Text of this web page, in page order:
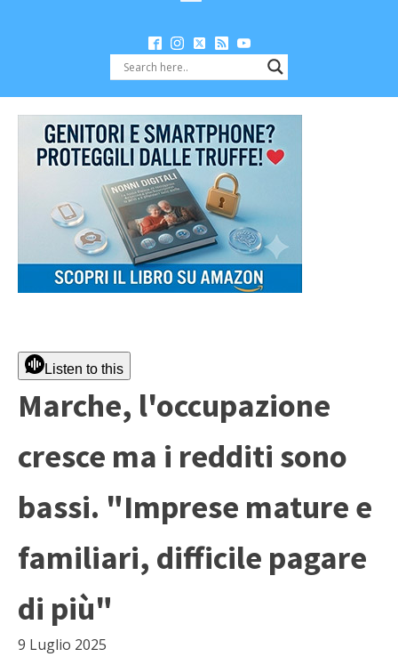
Listen to this
Marche, l'occupazione
cresce ma i redditi sono
bassi. "Imprese mature e
familiari, difficile pagare
di più"
9 Luglio 2025